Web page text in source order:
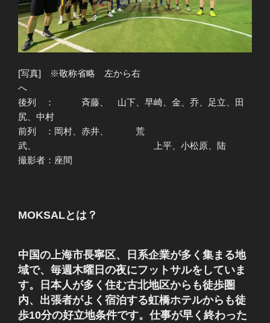
[写真] ※敬称省略 左から右
へ
後列 ： 斉藤、 山下、早崎、金、乔、足立、田
尻、中村
前列 ：岡村、赤井、 荒
武、 上平、小松原、陆
撮影者：座間
MOKSALとは？
中国の上海市長寧区、日系企業が多く集まる地
域で、毎週木曜日の夜にフットサルをしていま
す。日本人が多く住む古北地区からも徒歩圏
内、出張者がよく宿泊する虹橋ホテルからも徒
歩10分の好立地条件です。仕事が早く終わった